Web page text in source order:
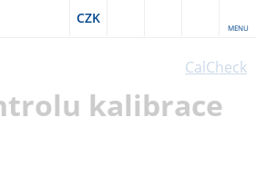
CZK
MENU
CalCheck
kalibrace